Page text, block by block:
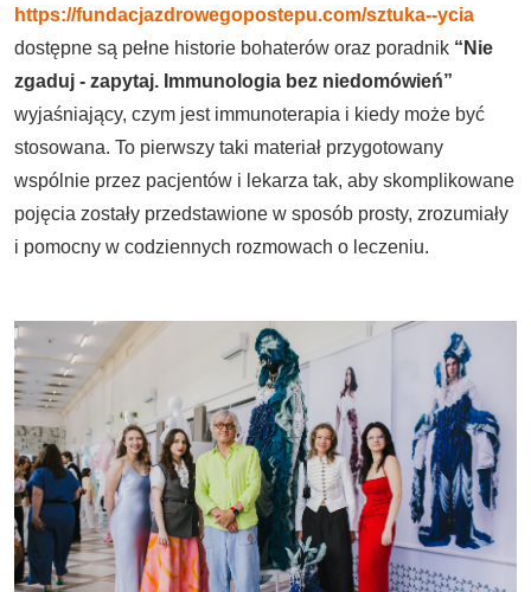
https://fundacjazdrowegopostepu.com/sztuka--ycia
dostępne są pełne historie bohaterów oraz poradnik “Nie
zgaduj - zapytaj. Immunologia bez niedomówień”
wyjaśniający, czym jest immunoterapia i kiedy może być
stosowana. To pierwszy taki materiał przygotowany
wspólnie przez pacjentów i lekarza tak, aby skomplikowane
pojęcia zostały przedstawione w sposób prosty, zrozumiały
i pomocny w codziennych rozmowach o leczeniu.